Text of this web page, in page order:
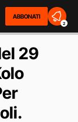
ABBONATI
2
29